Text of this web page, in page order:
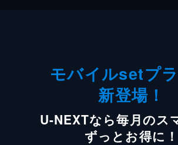
モバイルsetプ
新登場！
U-NEXTなら毎月のス
ずっとお得に！